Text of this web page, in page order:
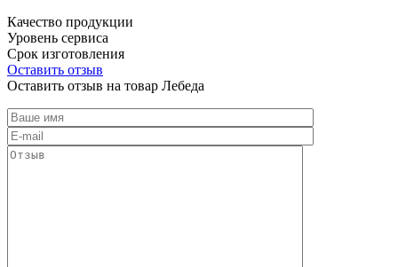
Качество продукции
Уровень сервиса
Срок изготовления
Оставить отзыв
Оставить отзыв на товар Лебеда